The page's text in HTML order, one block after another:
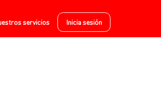
servicios Inicia sesión